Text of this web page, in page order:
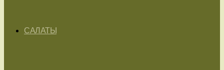
САЛАТЫ